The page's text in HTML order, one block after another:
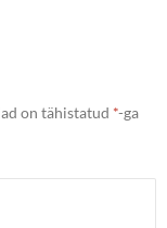
on tähistatud *-ga